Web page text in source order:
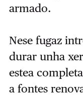
armado.
Nese fugaz
durar unha
estea
a fontes